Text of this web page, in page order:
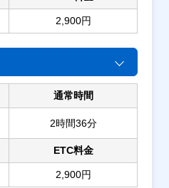
2,900円
通常時間
2時間36分
ETC料金
2,900円